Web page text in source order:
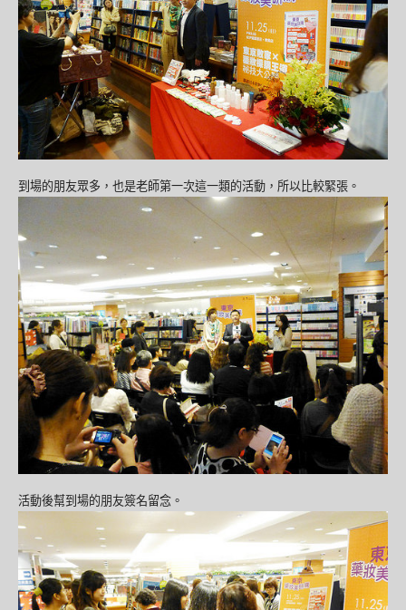
到場的朋友眾多，也是老師第一次這一類的活動，所以比較緊張。
活動後幫到場的朋友簽名留念。